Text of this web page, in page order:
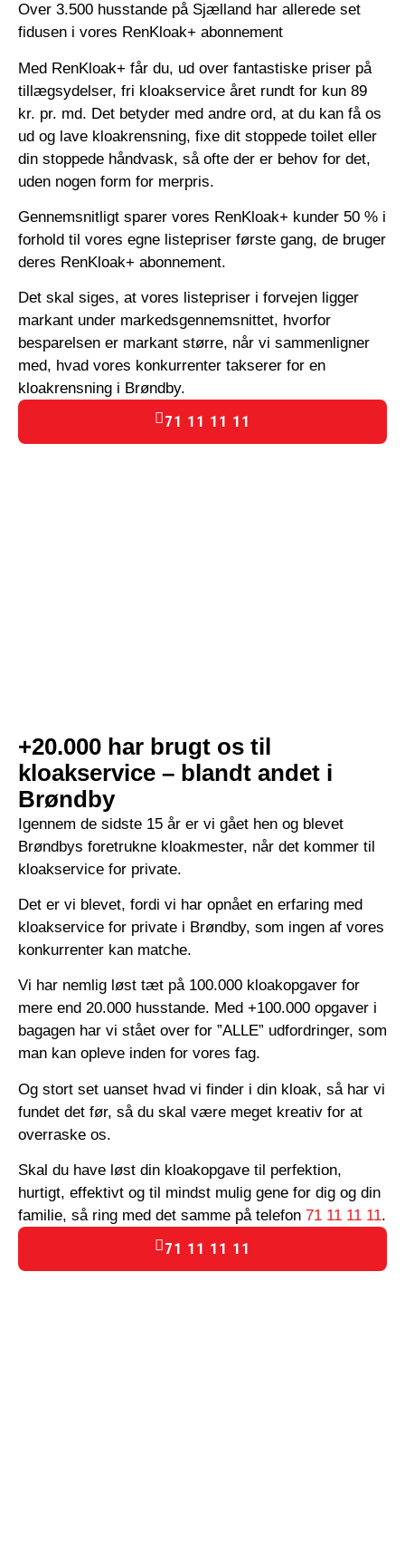
Over 3.500 husstande på Sjælland har allerede set
fidusen i vores RenKloak+ abonnement
Med RenKloak+ får du, ud over fantastiske priser på
tillægsydelser, fri kloakservice året rundt for kun 89
kr. pr. md. Det betyder med andre ord, at du kan få os
ud og lave kloakrensning, fixe dit stoppede toilet eller
din stoppede håndvask, så ofte der er behov for det,
uden nogen form for merpris.
Gennemsnitligt sparer vores RenKloak+ kunder 50 % i
forhold til vores egne listepriser første gang, de bruger
deres RenKloak+ abonnement.
Det skal siges, at vores listepriser i forvejen ligger
markant under markedsgennemsnittet, hvorfor
besparelsen er markant større, når vi sammenligner
med, hvad vores konkurrenter takserer for en
kloakrensning i Brøndby.
71 11 11 11
+20.000 har brugt os til
kloakservice – blandt andet i
Brøndby
Igennem de sidste 15 år er vi gået hen og blevet
Brøndbys foretrukne kloakmester, når det kommer til
kloakservice for private.
Det er vi blevet, fordi vi har opnået en erfaring med
kloakservice for private i Brøndby, som ingen af vores
konkurrenter kan matche.
Vi har nemlig løst tæt på 100.000 kloakopgaver for
mere end 20.000 husstande. Med +100.000 opgaver i
bagagen har vi stået over for ”ALLE” udfordringer, som
man kan opleve inden for vores fag.
Og stort set uanset hvad vi finder i din kloak, så har vi
fundet det før, så du skal være meget kreativ for at
overraske os.
Skal du have løst din kloakopgave til perfektion,
hurtigt, effektivt og til mindst mulig gene for dig og din
familie, så ring med det samme på telefon 71 11 11 11.
71 11 11 11